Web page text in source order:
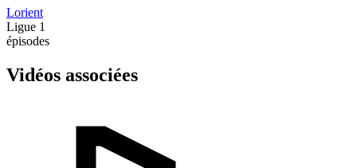
Lorient
Ligue 1
épisodes
Vidéos associées